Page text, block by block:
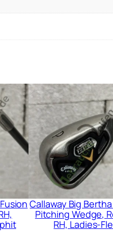
Callaway Big
Pitching Wedge,
RH, Ladies-